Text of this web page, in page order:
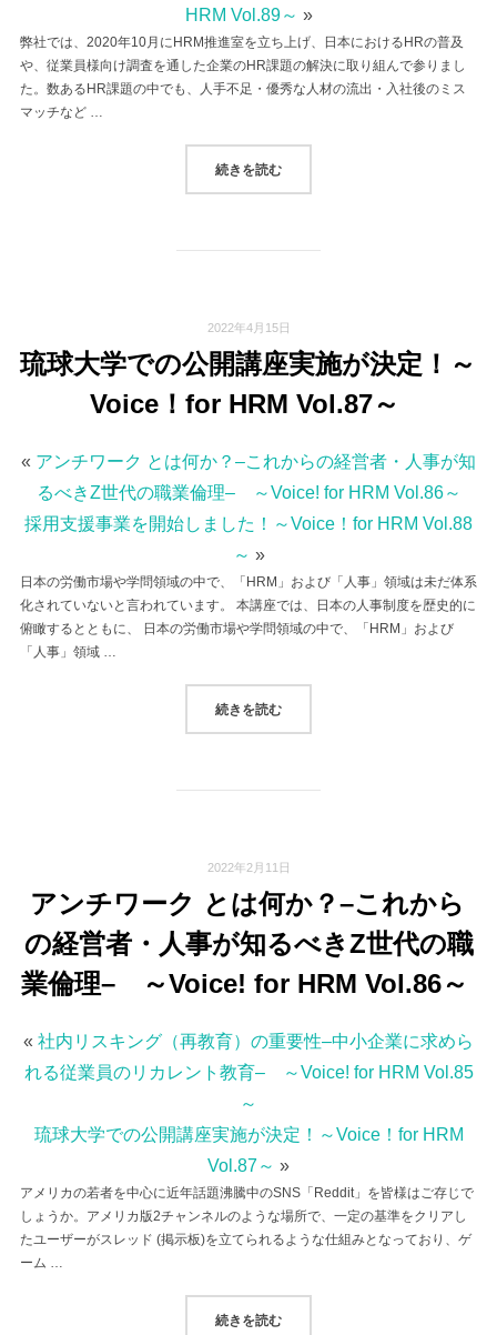
HRM Vol.89～ »
弊社では、2020年10月にHRM推進室を立ち上げ、日本におけるHRの普及
や、従業員様向け調査を通した企業のHR課題の解決に取り組んで参りまし
た。数あるHR課題の中でも、人手不足・優秀な人材の流出・入社後のミス
マッチなど …
続きを読む“採用支援事業を開始しました！
2022年4月15日
琉球大学での公開講座実施が決定！～
Voice！for HRM Vol.87～
« アンチワーク とは何か？–これからの経営者・人事が知
るべきZ世代の職業倫理– ～Voice! for HRM Vol.86～
採用支援事業を開始しました！～Voice！for HRM Vol.88
～ »
日本の労働市場や学問領域の中で、「HRM」および「人事」領域は未だ体系
化されていないと言われています。 本講座では、日本の人事制度を歴史的に
俯瞰するとともに、 日本の労働市場や学問領域の中で、「HRM」および
「人事」領域 …
続きを読む“琉球大学での公開講座実施が決
2022年2月11日
アンチワーク とは何か？–これから
の経営者・人事が知るべきZ世代の職
業倫理– ～Voice! for HRM Vol.86～
« 社内リスキング（再教育）の重要性–中小企業に求めら
れる従業員のリカレント教育– ～Voice! for HRM Vol.85
～
琉球大学での公開講座実施が決定！～Voice！for HRM
Vol.87～ »
アメリカの若者を中心に近年話題沸騰中のSNS「Reddit」を皆様はご存じで
しょうか。アメリカ版2チャンネルのような場所で、一定の基準をクリアし
たユーザーがスレッド (掲示板)を立てられるような仕組みとなっており、ゲ
ーム …
続きを読む“アンチワーク とは何か？–これ